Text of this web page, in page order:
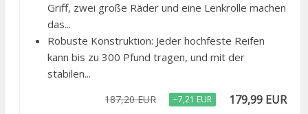
Griff, zwei große Räder und eine Lenkrolle machen
das...
Robuste Konstruktion: Jeder hochfeste Reifen
kann bis zu 300 Pfund tragen, und mit der
stabilen...
187,20 EUR −7,21 EUR 179,99 EUR